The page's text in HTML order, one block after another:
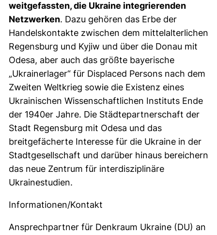
weitgefassten, die Ukraine integrierenden
Netzwerken. Dazu gehören das Erbe der
Handelskontakte zwischen dem mittelalterlichen
Regensburg und Kyjiw und über die Donau mit
Odesa, aber auch das größte bayerische
„Ukrainerlager“ für Displaced Persons nach dem
Zweiten Weltkrieg sowie die Existenz eines
Ukrainischen Wissenschaftlichen Instituts Ende
der 1940er Jahre. Die Städtepartnerschaft der
Stadt Regensburg mit Odesa und das
breitgefächerte Interesse für die Ukraine in der
Stadtgesellschaft und darüber hinaus bereichern
das neue Zentrum für interdisziplinäre
Ukrainestudien.
Informationen/Kontakt
Ansprechpartner für Denkraum Ukraine (DU) an